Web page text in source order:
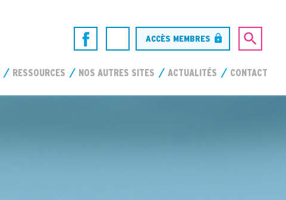
RESSOURCES NOS AUTRES SITES ACTUALITÉS CONTACT
ACCÈS MEMBRES